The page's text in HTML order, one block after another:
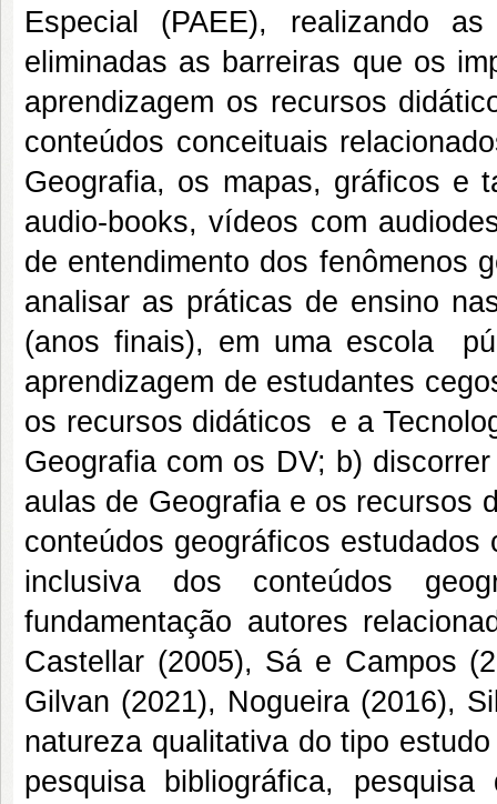
Especial (PAEE), realizando
eliminadas as barreiras que os
aprendizagem os recursos
conteúdos conceituais
Geografia, os mapas, gráficos e
audio-books, vídeos com
de entendimento dos fenômenos
analisar as práticas de ensino
(anos finais), em uma escola
aprendizagem de estudantes
os recursos didáticos e a
Geografia com os DV; b)
aulas de Geografia e os recursos
conteúdos geográficos
inclusiva dos conteúdos
fundamentação autores
Castellar (2005), Sá e Campos
Gilvan (2021), Nogueira (2016),
natureza qualitativa do tipo
pesquisa bibliográfica,